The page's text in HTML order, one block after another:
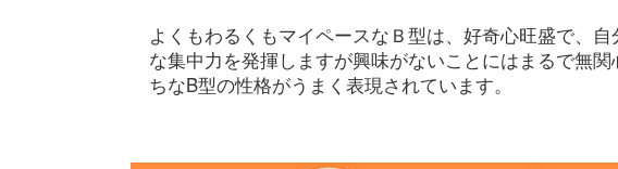
よくもわるくもマイペースなＢ型は、好奇心旺盛で、
な集中力を発揮しますが興味がないことにはまるで無
ちなB型の性格がうまく表現されています。